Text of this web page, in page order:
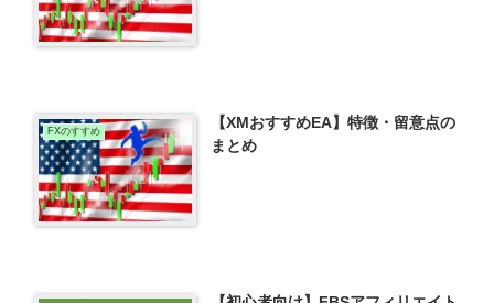
FXのすすめ
【XMおすすめEA】特徴・留意点の
まとめ